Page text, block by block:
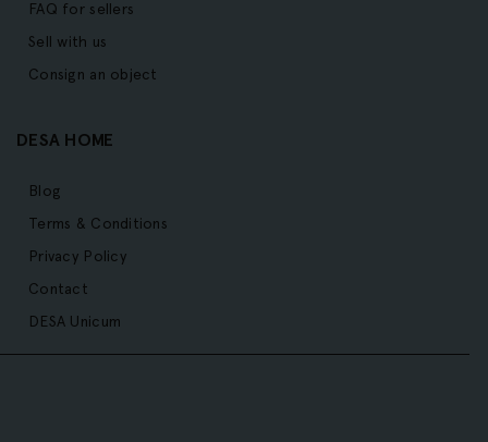
FAQ for sellers
Sell with us
Consign an object
DESA HOME
Blog
Terms & Conditions
Privacy Policy
Contact
DESA Unicum